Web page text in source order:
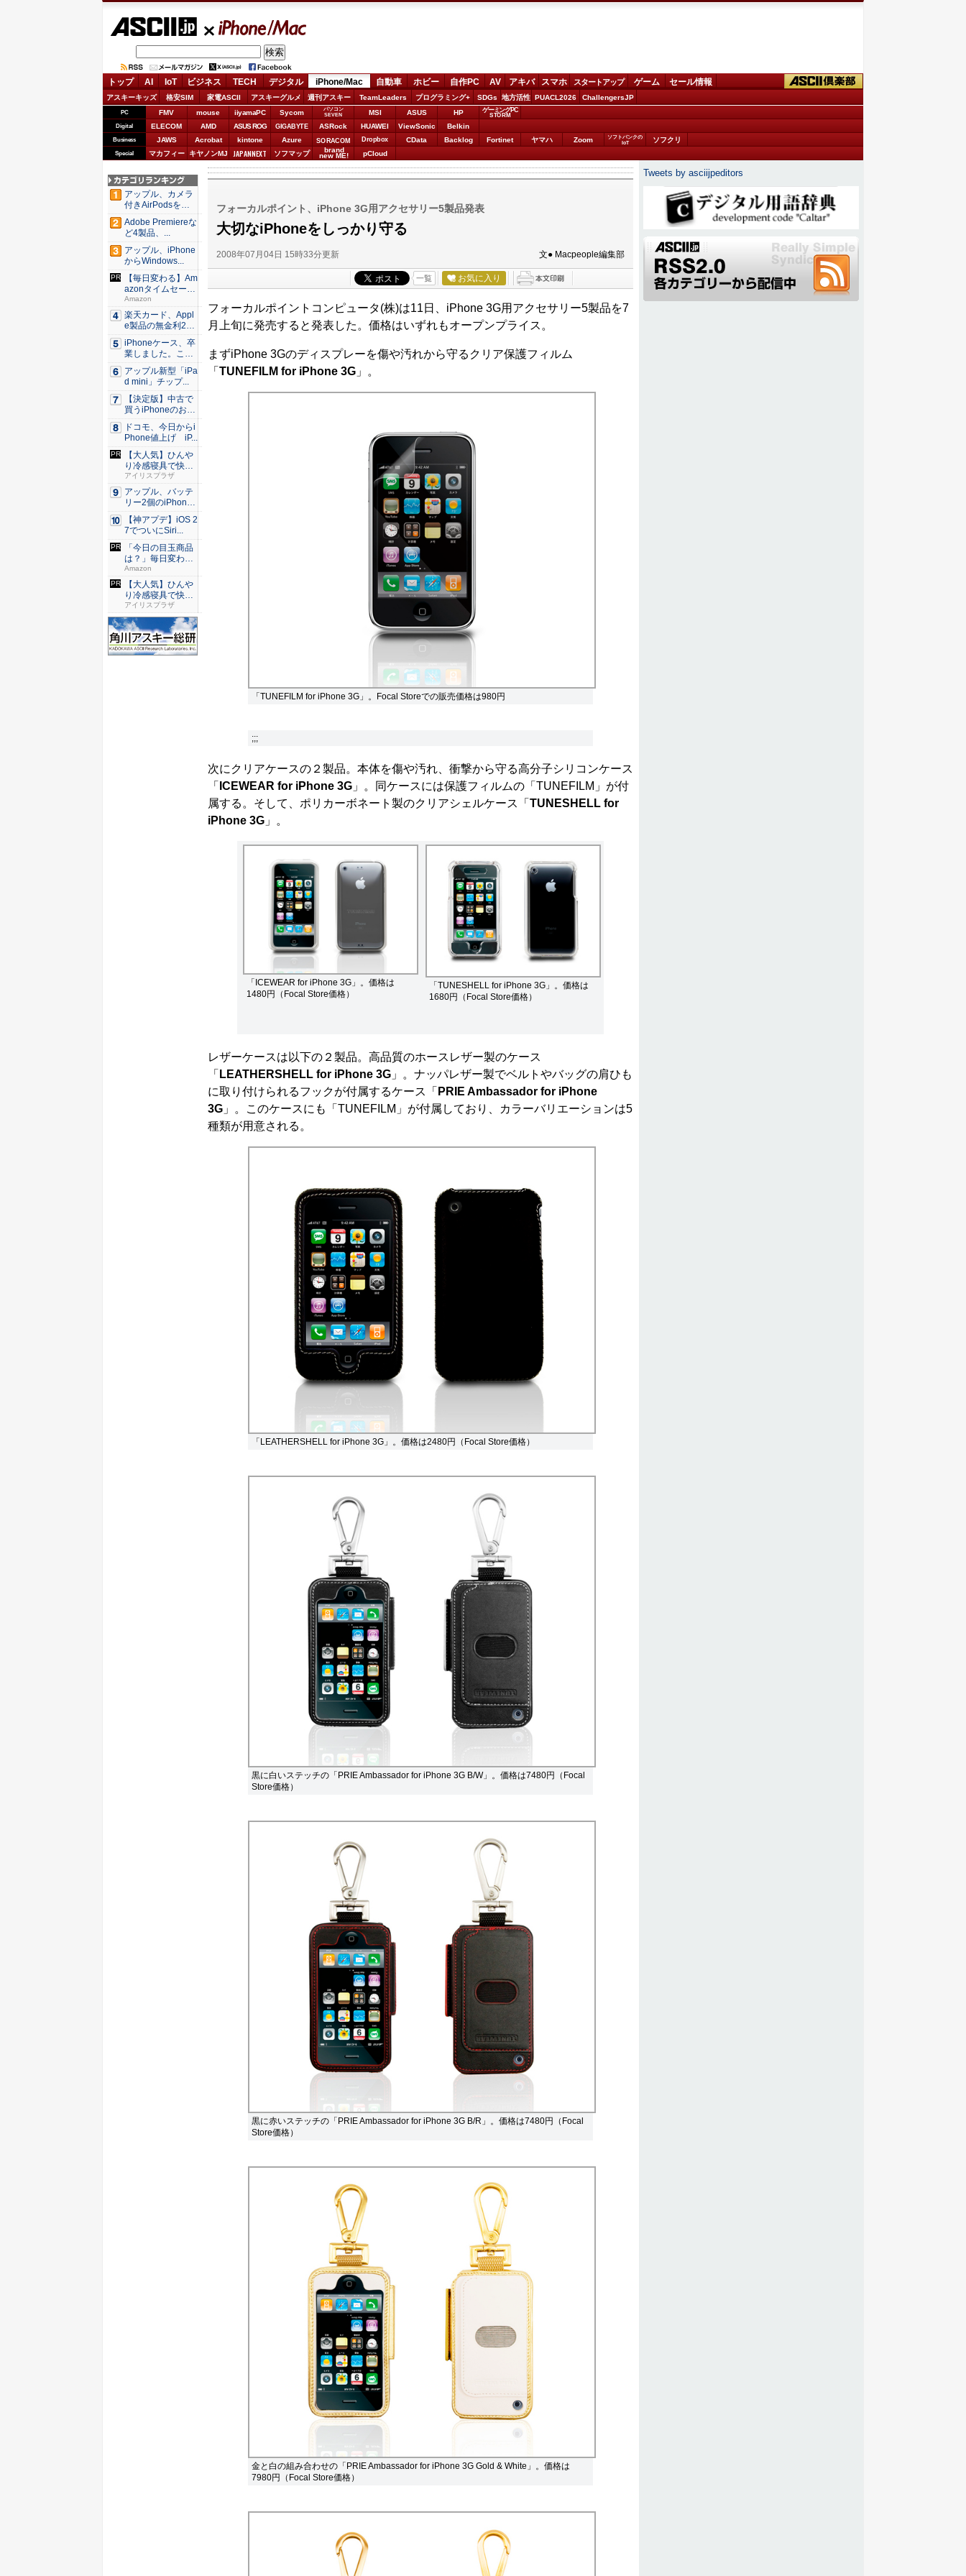
iPhone/Mac
トップ AI IoT ビジネス TECH デジタル iPhone/Mac 自動車 ホビー 自作PC AV アキバ スマホ スタートアップ ゲーム セール情報
アスキーキッズ 格安SIM 家電ASCII アスキーグルメ 週刊アスキー TeamLeaders プログラミング+ SDGs 地方活性 PUACL2026 ChallengersJP
PC FMV mouse iiyamaPC Sycom
パソコン
SEVEN
MSI ASUS HP ゲーミングPC
STORM
Digital ELECOM AMD ASUS ROG GIGABYTE ASRock HUAWEI ViewSonic Belkin
Business JAWS Acrobat kintone Azure SORACOM Dropbox CData Backlog Fortinet ヤマハ Zoom
ソフトバンクの
IoT
ソフクリ
Special マカフィー キヤノンMJ JAPANNEXT ソフマップ brand
new ME! pCloud
フォーカルポイント、iPhone 3G用アクセサリー5製品発表
大切なiPhoneをしっかり守る
2008年07月04日 15時33分更新 文● Macpeople編集部
一覧 お気に入り
フォーカルポイントコンピュータ(株)は11日、iPhone 3G用アクセサリー5製品を7
月上旬に発売すると発表した。価格はいずれもオープンプライス。
まずiPhone 3Gのディスプレーを傷や汚れから守るクリア保護フィルム
「 TUNEFILM for iPhone 3G 」。
「TUNEFILM for iPhone 3G」。Focal Storeでの販売価格は980円
;;;
次にクリアケースの２製品。本体を傷や汚れ、衝撃から守る高分子シリコンケース
「 ICEWEAR for iPhone 3G 」。同ケースには保護フィルムの「TUNEFILM」が付
属する。そして、ポリカーボネート製のクリアシェルケース「 TUNESHELL for
iPhone 3G 」。
「ICEWEAR for iPhone 3G」。価格は
1480円（Focal Store価格）
「TUNESHELL for iPhone 3G」。価格は
1680円（Focal Store価格）
レザーケースは以下の２製品。高品質のホースレザー製のケース
「 LEATHERSHELL for iPhone 3G 」。ナッパレザー製でベルトやバッグの肩ひも
に取り付けられるフックが付属するケース「 PRIE Ambassador for iPhone
3G 」。このケースにも「TUNEFILM」が付属しており、カラーバリエーションは5
種類が用意される。
「LEATHERSHELL for iPhone 3G」。価格は2480円（Focal Store価格）
黒に白いステッチの「PRIE Ambassador for iPhone 3G B/W」。価格は7480円（Focal
Store価格）
黒に赤いステッチの「PRIE Ambassador for iPhone 3G B/R」。価格は7480円（Focal
Store価格）
金と白の組み合わせの「PRIE Ambassador for iPhone 3G Gold & White」。価格は
7980円（Focal Store価格）
アップル、カメラ
付きAirPodsを年
内...
Adobe Premiereな
ど4製品、...
アップル、iPhone
からWindows...
【毎日変わる】Am
azonタイムセール
が...
Amazon
楽天カード、Appl
e製品の無金利24
回...
iPhoneケース、卒
業しました。これ
か...
アップル新型「iPa
d mini」チップ...
【決定版】中古で
買うiPhoneのおす
す...
ドコモ、今日からi
Phone値上げ iP...
【大人気】ひんや
り冷感寝具で快適
な睡眠を...
アイリスプラザ
アップル、バッテ
リー2個のiPhone
準...
【神アプデ】iOS 2
7でついにSiri...
「今日の目玉商品
は？」毎日変わる
Amaz...
Amazon
【大人気】ひんや
り冷感寝具で快適
な睡眠を...
アイリスプラザ
Tweets by asciijpeditors